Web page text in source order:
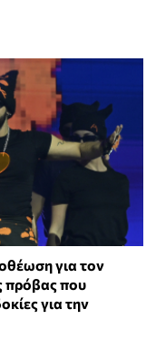
για τον
πρόβας που
για την